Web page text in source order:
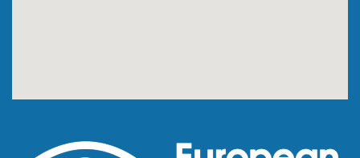
Hóa đơn xuất dưới tên “Bán cho người tiêu dùng” hoặc